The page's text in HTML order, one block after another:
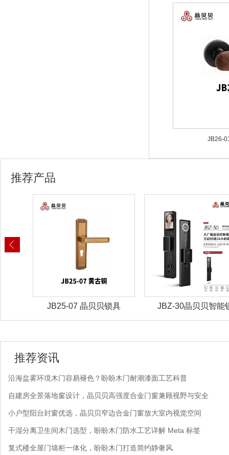
JB26-
推荐产品
JB25-07 晶贝贝锁具 JBZ-30晶贝贝智能
推荐资讯
沿海盐雾环境木门容易褪色？盼盼木门耐潮漆面工艺科普
自建房全景落地窗设计，晶贝贝高强度合金门窗兼顾视野与安全
小户型阳台封窗优选，晶贝贝窄边合金门窗放大室内视觉空间
干湿分离卫生间木门选型，盼盼木门防水工艺详解 Meta 标签
复式楼全屋门墙柜一体化，盼盼木门打造简约静奢风